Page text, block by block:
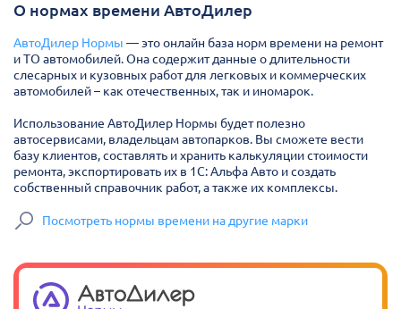
О нормах времени АвтоДилер
АвтоДилер Нормы — это онлайн база норм времени на ремонт
и ТО автомобилей. Она содержит данные о длительности
слесарных и кузовных работ для легковых и коммерческих
автомобилей – как отечественных, так и иномарок.
Использование АвтоДилер Нормы будет полезно
автосервисами, владельцам автопарков. Вы сможете вести
базу клиентов, составлять и хранить калькуляции стоимости
ремонта, экспортировать их в 1С: Альфа Авто и создать
собственный справочник работ, а также их комплексы.
Посмотреть нормы времени на другие марки